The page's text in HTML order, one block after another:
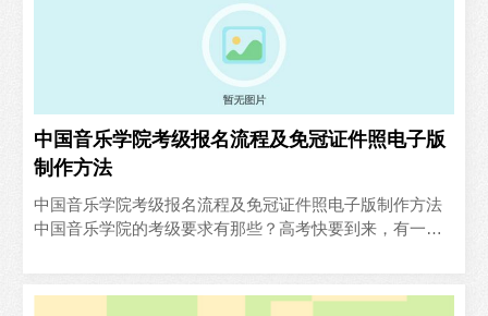
中国音乐学院考级报名流程及免冠证件照电子版
制作方法
中国音乐学院考级报名流程及免冠证件照电子版制作方法
中国音乐学院的考级要求有那些？高考快要到来，有一大